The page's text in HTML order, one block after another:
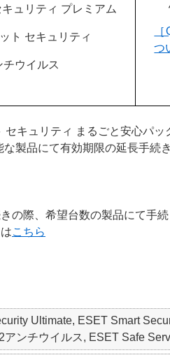
ュリティ プレミアム
ト セキュリティ
ウイルス
つ
キュリティ まるごと安心パ
な製品にて有効期限の延長手続
の際、希望台数の製品にて手
こちら
Ultimate, ESET Smart
アンチウイルス, ESET Safe